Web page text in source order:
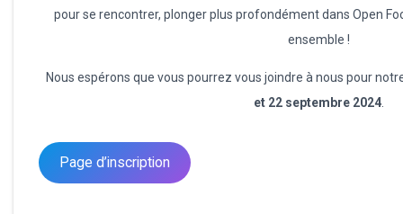
pour se rencontrer, plonger plus profondément dans Open
ensemble !
Nous espérons que vous pourrez vous joindre à nous pour
et 22 septembre 2024
Page d’inscription